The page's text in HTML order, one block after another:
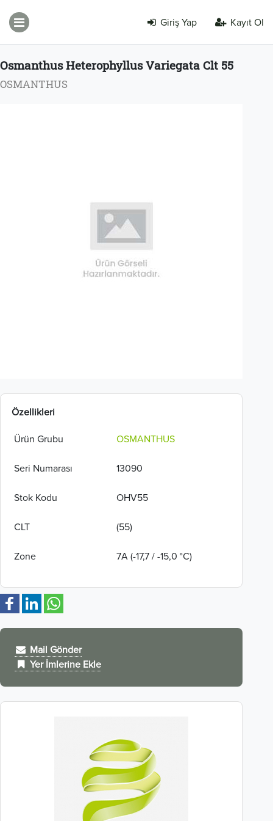
Giriş Yap Kayıt Ol
Osmanthus Heterophyllus Variegata Clt 55
OSMANTHUS
Özellikleri
Ürün Grubu OSMANTHUS
Seri Numarası 13090
Stok Kodu OHV55
CLT (55)
Zone 7A (-17,7 / -15,0 °C)
Mail Gönder
Yer İmlerine Ekle